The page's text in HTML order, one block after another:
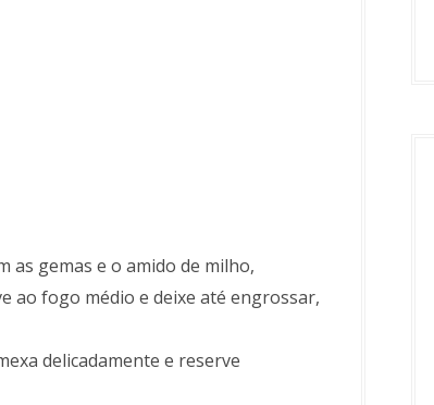
as gemas e o amido de milho,
ao fogo médio e deixe até engrossar,
delicadamente e reserve